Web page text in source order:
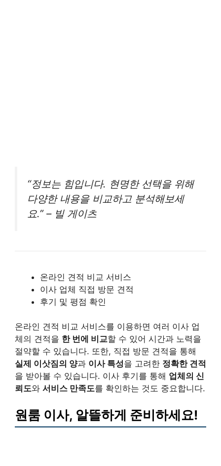
“정보는 힘입니다. 현명한 선택을 위해
다양한 내용을 비교하고 분석해보세
요.” – 빌 게이츠
온라인 견적 비교 서비스
이사 업체 직접 방문 견적
후기 및 평점 확인
온라인 견적 비교 서비스를 이용하면 여러 이사 업
체의 견적을 한 번에 비교할 수 있어 시간과 노력을
절약할 수 있습니다. 또한, 직접 방문 견적을 통해
실제 이삿짐의 양과 이사 특성을 고려한 정확한 견적
을 받아볼 수 있습니다. 이사 후기를 통해 업체의 신
뢰도와 서비스 만족도를 확인하는 것도 중요합니다.
원룸 이사, 알뜰하게 준비하세요!